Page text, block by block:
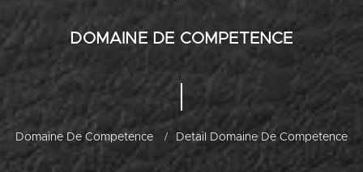
DOMAINE DE COMPETENCE
Domaine De Competence Detail Domaine De Competence